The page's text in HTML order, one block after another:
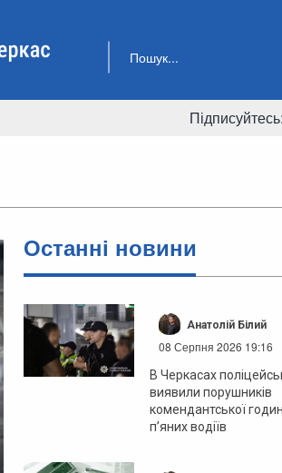
Підписуйтесь:
Останні новини
Анатолій Білий
08 Серпня 2026 19:16
В Черкасах
виявили порушників
комендантської
п’яних водіїв